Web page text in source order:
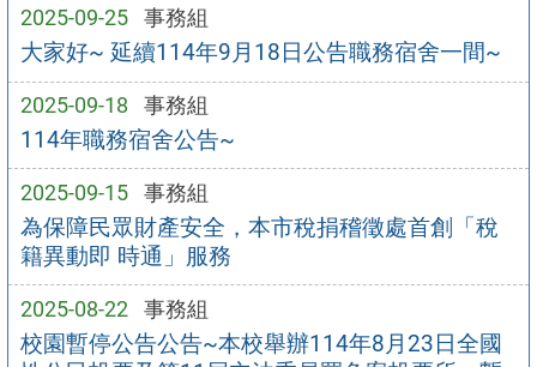
2025-09-25 事務組
大家好~ 延續114年9月18日公告職務宿舍一間~
2025-09-18 事務組
114年職務宿舍公告~
2025-09-15 事務組
為保障民眾財產安全，本市稅捐稽徵處首創「稅
籍異動即 時通」服務
2025-08-22 事務組
校園暫停公告公告~本校舉辦114年8月23日全國